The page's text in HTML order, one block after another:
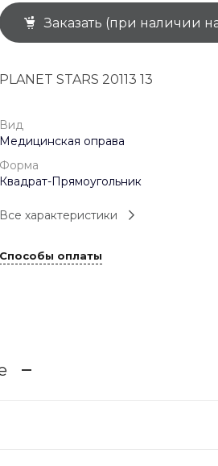
+7 (926) 092 4274
г. Королёв, пр-т
(0-9)
1 мая: 10:00-19:00
9 мая: 10:00-19:00
Заказать (при наличии
PLANET STARS 20113 13
Вид
Медицинская оправа
Форма
Квадрат-Прямоугольник
Все характеристики
Способы оплаты